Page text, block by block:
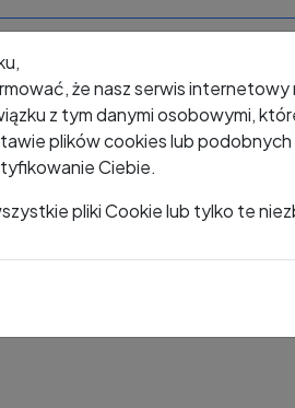
+48 485
że nasz serwis
z tym danymi osobowymi,
plików cookies lub podobnych
Ciebie.
pliki Cookie lub tylko te